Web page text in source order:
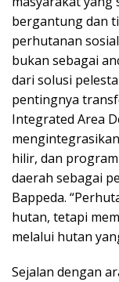
bergantung dan
perhutanan
bukan sebagai
dari solusi
pentingnya
Integrated Area
hilir, dan
daerah sebagai
Bappeda.
hutan, tetapi
melalui hutan
Sejalan dengan